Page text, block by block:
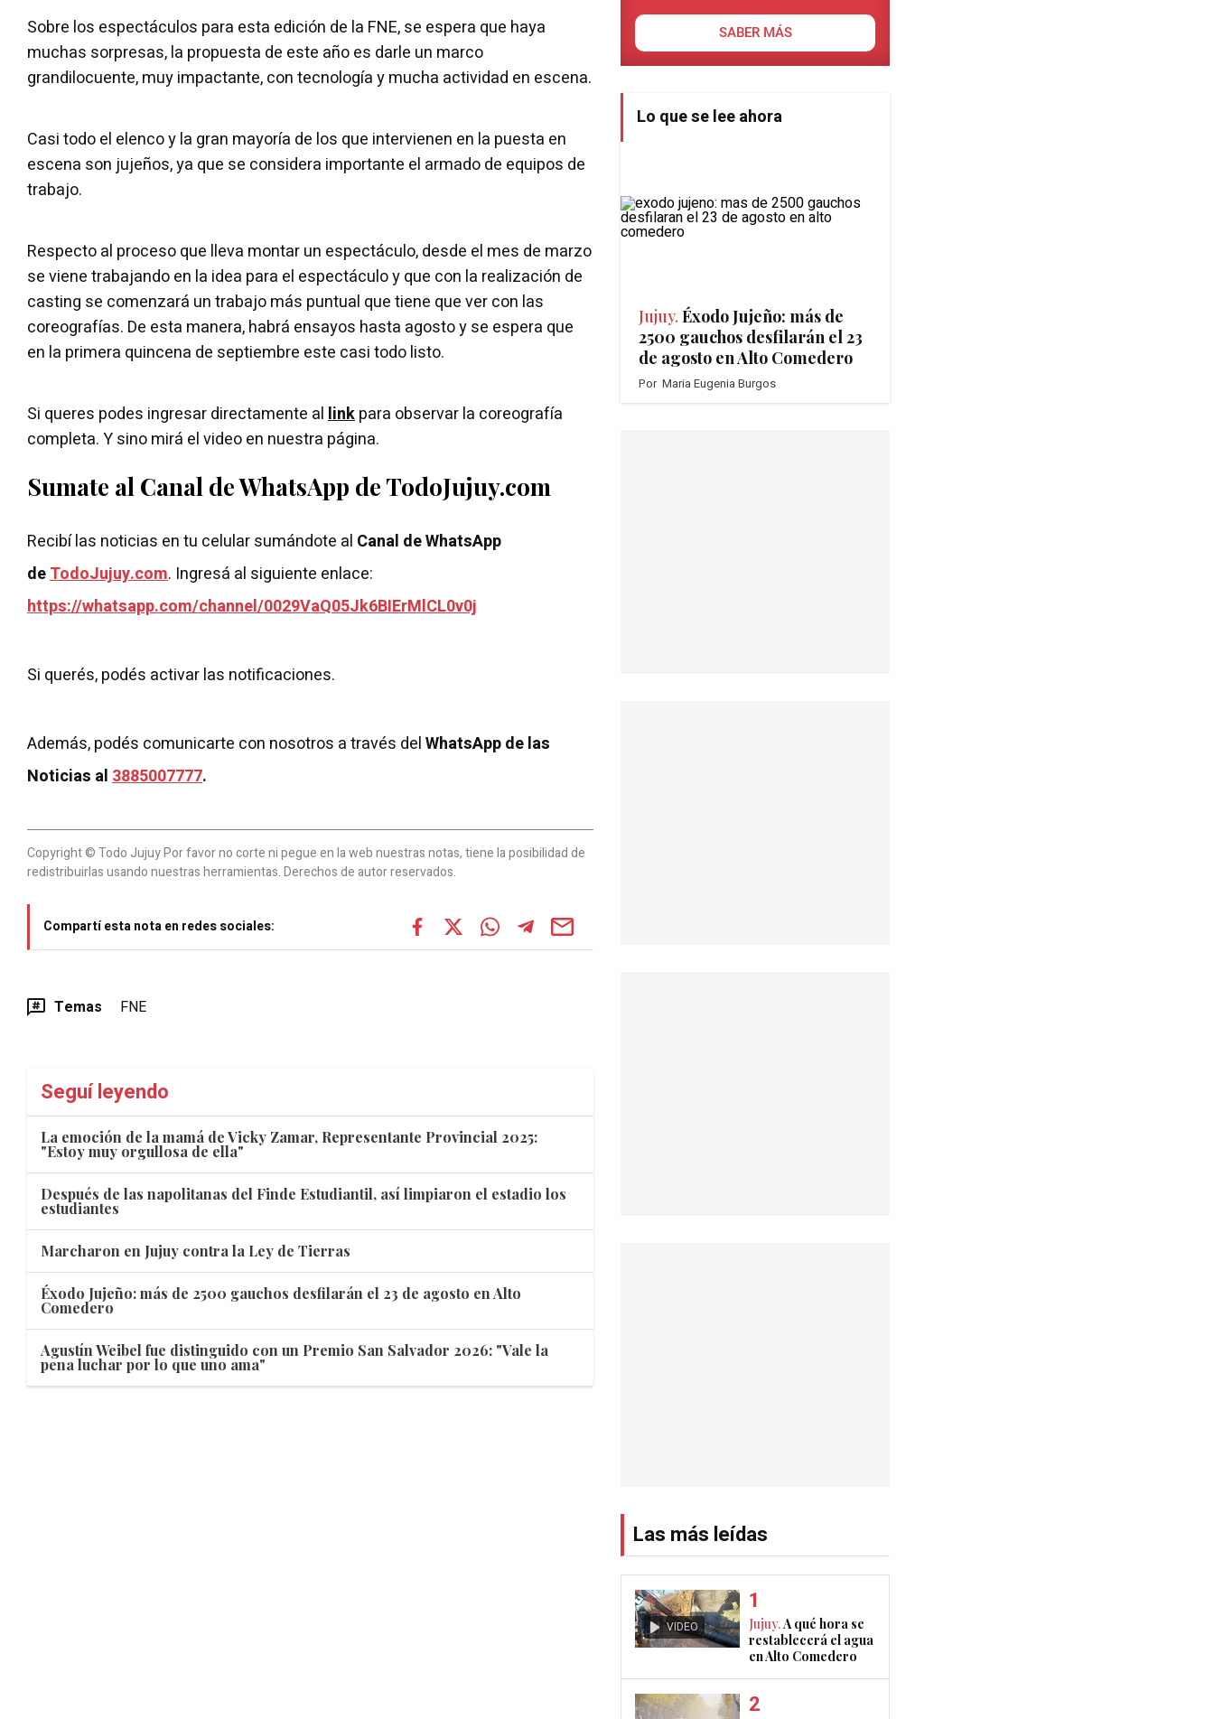
Sobre los espectáculos para esta edición de la FNE, se espera que haya
muchas sorpresas, la propuesta de este año es darle un marco
grandilocuente, muy impactante, con tecnología y mucha actividad en escena.
Casi todo el elenco y la gran mayoría de los que intervienen en la puesta en
escena son jujeños, ya que se considera importante el armado de equipos de
trabajo.
Respecto al proceso que lleva montar un espectáculo, desde el mes de marzo
se viene trabajando en la idea para el espectáculo y que con la realización de
casting se comenzará un trabajo más puntual que tiene que ver con las
coreografías. De esta manera, habrá ensayos hasta agosto y se espera que
en la primera quincena de septiembre este casi todo listo.
Si queres podes ingresar directamente allinkpara observar la coreografía
completa. Y sino mirá el video en nuestra página.
Sumate al Canal de WhatsApp de TodoJujuy.com
Recibí las noticias en tu celular sumándote al Canal de WhatsApp
deTodoJujuy.com. Ingresá al siguiente enlace:
https://whatsapp.com/channel/0029VaQ05Jk6BIErMlCL0v0j
Si querés, podés activar las notificaciones.
Además, podés comunicarte con nosotros a través delWhatsApp de las
Noticias al3885007777.
Copyright © Todo Jujuy Por favor no corte ni pegue en la web nuestras notas, tiene la posibilidad de
redistribuirlas usando nuestras herramientas. Derechos de autor reservados.
Compartí esta nota en redes sociales:
Temas FNE
Seguí leyendo
La emoción de la mamá de Vicky Zamar, Representante Provincial 2025:
"Estoy muy orgullosa de ella"
Después de las napolitanas del Finde Estudiantil, así limpiaron el estadio los
estudiantes
Marcharon en Jujuy contra la Ley de Tierras
Éxodo Jujeño: más de 2500 gauchos desfilarán el 23 de agosto en Alto
Comedero
Agustín Weibel fue distinguido con un Premio San Salvador 2026: "Vale la
pena luchar por lo que uno ama"
SABER MÁS
Lo que se lee ahora
Jujuy. Éxodo Jujeño: más de
2500 gauchos desfilarán el 23
de agosto en Alto Comedero
Por Maria Eugenia Burgos
Las más leídas
VIDEO Jujuy.A qué hora se
restablecerá el agua
en Alto Comedero